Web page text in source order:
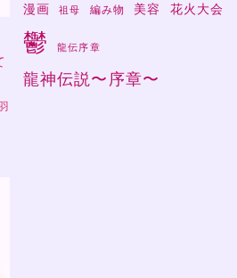
漫画 祖母 編み物 美容 花火大会
鬱 龍伝序章
龍神伝説〜序章〜